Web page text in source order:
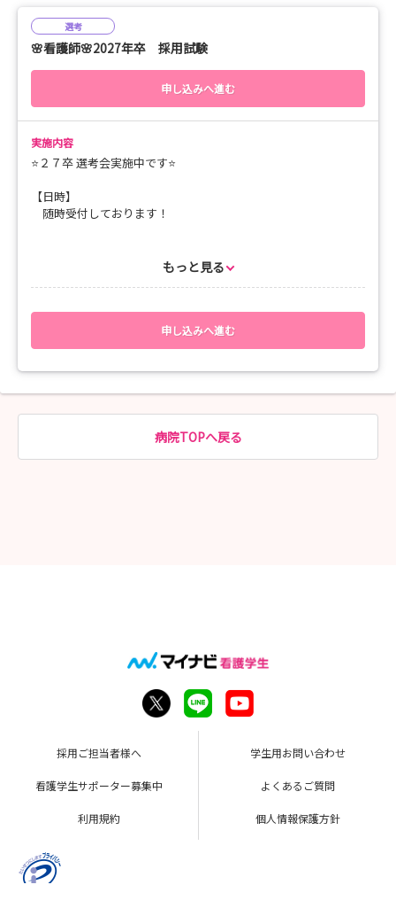
選考
🌸看護師🌸2027年卒 採用試験
申し込みへ進む
実施内容
⭐２７卒 選考会実施中です⭐
【日時】
随時受付しております！
1.選考会申し込みを行う（マイナビ看護学生より）
↓
皆様からのご応募、お待ちしております🤗
問合せ先：IMSグループ イムス明理会仙台総合病院 採用担当
TEL：022-268-3159 mail：imss.jinji@ims.gr.jp
もっと見る
申し込みへ進む
病院TOPへ戻る
採用ご担当者様へ 学生用お問い合わせ
看護学生サポーター募集中 よくあるご質問
利用規約 個人情報保護方針